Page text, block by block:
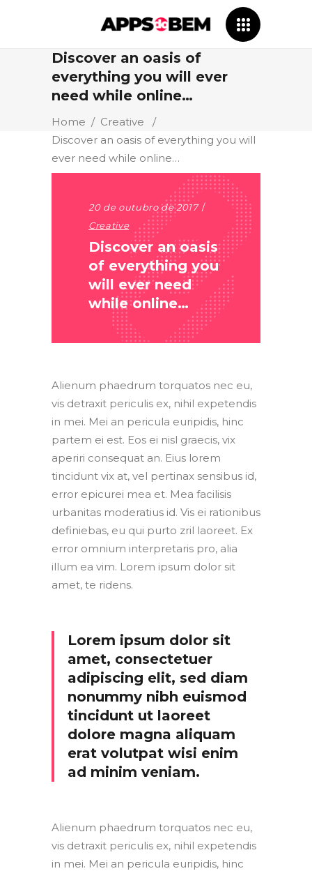
Discover an oasis of
everything you will ever
need while online…
Home / Creative
/
Discover an oasis of everything you will
ever need while online…
20 de outubro de 2017
Creative
Discover an oasis
of everything you
will ever need
while online…
Alienum phaedrum torquatos nec eu,
vis detraxit periculis ex, nihil expetendis
in mei. Mei an pericula euripidis, hinc
partem ei est. Eos ei nisl graecis, vix
aperiri consequat an. Eius lorem
tincidunt vix at, vel pertinax sensibus id,
error epicurei mea et. Mea facilisis
urbanitas moderatius id. Vis ei rationibus
definiebas, eu qui purto zril laoreet. Ex
error omnium interpretaris pro, alia
illum ea vim. Lorem ipsum dolor sit
amet, te ridens.
Lorem ipsum dolor sit
amet, consectetuer
adipiscing elit, sed diam
nonummy nibh euismod
tincidunt ut laoreet
dolore magna aliquam
erat volutpat wisi enim
ad minim veniam.
Alienum phaedrum torquatos nec eu,
vis detraxit periculis ex, nihil expetendis
in mei. Mei an pericula euripidis, hinc